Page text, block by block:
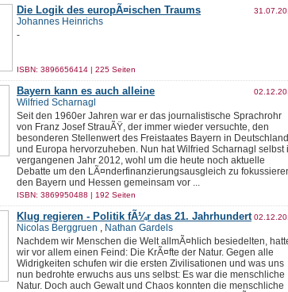
Die Logik des europÃ¤ischen Traums
Johannes Heinrichs
-
ISBN: 3896656414 | 225 Seiten
Bayern kann es auch alleine
Wilfried Scharnagl
Seit den 1960er Jahren war er das journalistische Sprachrohr
von Franz Josef StrauÃŸ, der immer wieder versuchte, den
besonderen Stellenwert des Freistaates Bayern in Deutschland
und Europa hervorzuheben. Nun hat Wilfried Scharnagl selbst
vergangenen Jahr 2012, wohl um die heute noch aktuelle
Debatte um den LÃ¤nderfinanzierungsausgleich zu
den Bayern und Hessen gemeinsam vor ...
ISBN: 3869950488 | 192 Seiten
Klug regieren - Politik fÃ¼r das 21. Jahrhundert
Nicolas Berggruen , Nathan Gardels
Nachdem wir Menschen die Welt allmÃ¤hlich besiedelten,
wir vor allem einen Feind: Die KrÃ¤fte der Natur. Gegen alle
Widrigkeiten schufen wir die ersten Zivilisationen und was uns
nun bedrohte erwuchs aus uns selbst: Es war die menschliche
Natur. Doch auch Gewalt und Chaos konnten die menschliche